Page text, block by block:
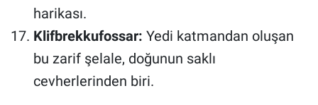
harikası.
Klifbrekkufossar: Yedi katmandan oluşan
bu zarif şelale, doğunun saklı
cevherlerinden biri.